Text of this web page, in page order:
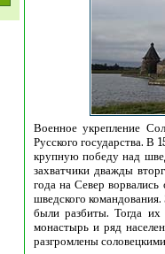
Военное укрепление
Русского государства. В
крупную победу над
захватчики дважды
года на Север
шведского
были разбиты. Тогда их
монастырь и ряд
разгромлены